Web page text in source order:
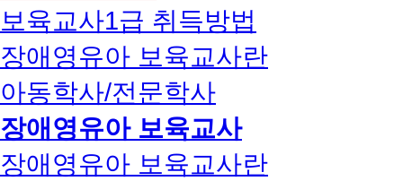
보육교사1급 취득방법
장애영유아 보육교사란
아동학사/전문학사
장애영유아 보육교사
장애영유아 보육교사란